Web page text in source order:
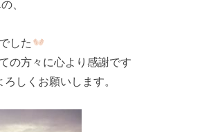
、
した
の方々に心より感謝です
しくお願いします。